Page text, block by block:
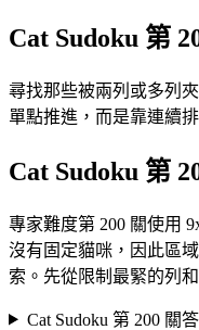
Cat Sudoku 第
尋找那些被兩列或多列
單點推進，而是靠連續排
Cat Sudoku 第
專家難度第 200 關使用
沒有固定貓咪，因此區
索。先從限制最緊的列
Cat Sudoku 第 200 關